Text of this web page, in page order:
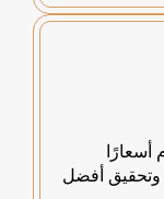
أسعارًا
وتحقيق أفضل